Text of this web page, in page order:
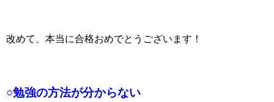
改めて、本当に合格おめでとうございます！
○勉強の方法が分からない